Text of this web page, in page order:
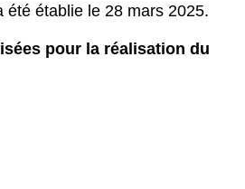
été établie le 28 mars 2025.
pour la réalisation du